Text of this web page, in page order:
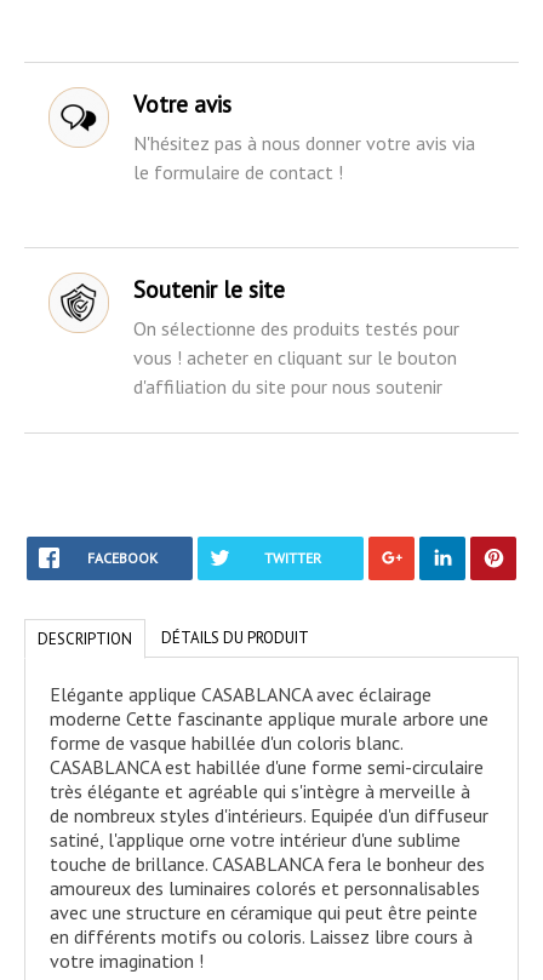
Votre avis
N'hésitez pas à nous donner votre avis via
le formulaire de contact !
Soutenir le site
On sélectionne des produits testés pour
vous ! acheter en cliquant sur le bouton
d'affiliation du site pour nous soutenir
FACEBOOK TWITTER
DESCRIPTION DÉTAILS DU PRODUIT
Elégante applique CASABLANCA avec éclairage
moderne Cette fascinante applique murale arbore une
forme de vasque habillée d'un coloris blanc.
CASABLANCA est habillée d'une forme semi-circulaire
très élégante et agréable qui s'intègre à merveille à
de nombreux styles d'intérieurs. Equipée d'un diffuseur
satiné, l'applique orne votre intérieur d'une sublime
touche de brillance. CASABLANCA fera le bonheur des
amoureux des luminaires colorés et personnalisables
avec une structure en céramique qui peut être peinte
en différents motifs ou coloris. Laissez libre cours à
votre imagination !